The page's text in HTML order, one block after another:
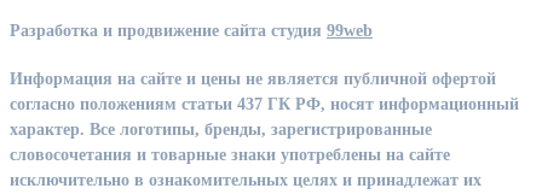
Разработка и продвижение сайта студия 99web
Информация на сайте и цены не является публичной офертой
согласно положениям статьи 437 ГК РФ, носят информационный
характер. Все логотипы, бренды, зарегистрированные
словосочетания и товарные знаки употреблены на сайте
исключительно в ознакомительных целях и принадлежат их